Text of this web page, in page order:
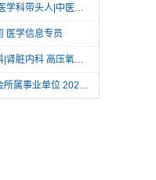
科医师|外科医师|口腔科护士
医学信息专员
脏内科 高压氧技师
2026招聘115名工作人员